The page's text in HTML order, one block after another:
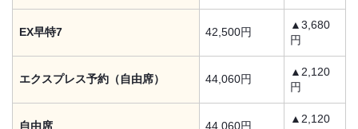
EX早特7 42,500円
▲3,680
円
エクスプレス予約（自由席） 44,060円
▲2,120
円
自由席 44,060円
▲2,120